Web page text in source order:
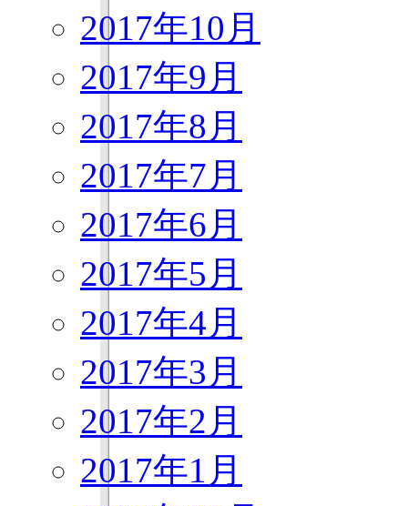
2017年10月
2017年9月
2017年8月
2017年7月
2017年6月
2017年5月
2017年4月
2017年3月
2017年2月
2017年1月